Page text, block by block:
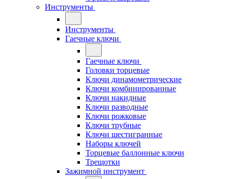
Инструменты
Инструменты
Гаечные ключи
Гаечные ключи
Головки торцевые
Ключи динамометрические
Ключи комбинированные
Ключи накидные
Ключи разводные
Ключи рожковые
Ключи трубные
Ключи шестигранные
Наборы ключей
Торцевые баллонные ключи
Трещотки
Зажимной инструмент